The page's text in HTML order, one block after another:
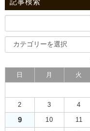
記事検索
日 月 火
2 3 4
9 10 11